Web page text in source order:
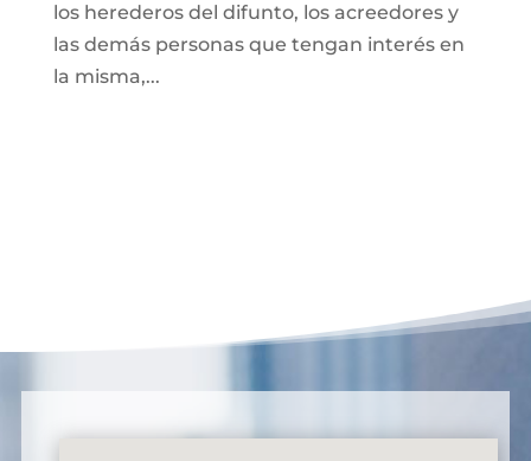
los herederos del difunto, los acreedores y
las demás personas que tengan interés en
la misma,...